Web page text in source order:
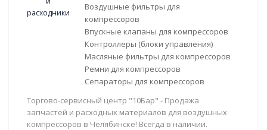
Воздушные фильтры для
компрессоров
Впускные клапаны для компрессоров
Контроллеры (блоки управления)
Масляные фильтры для компрессоров
Ремни для компрессоров
Сепараторы для компрессоров
Торгово-сервисный центр "10Бар" - Продажа
запчастей и расходных материалов для воздушных
компрессоров в Челябинске! Всегда в наличии.